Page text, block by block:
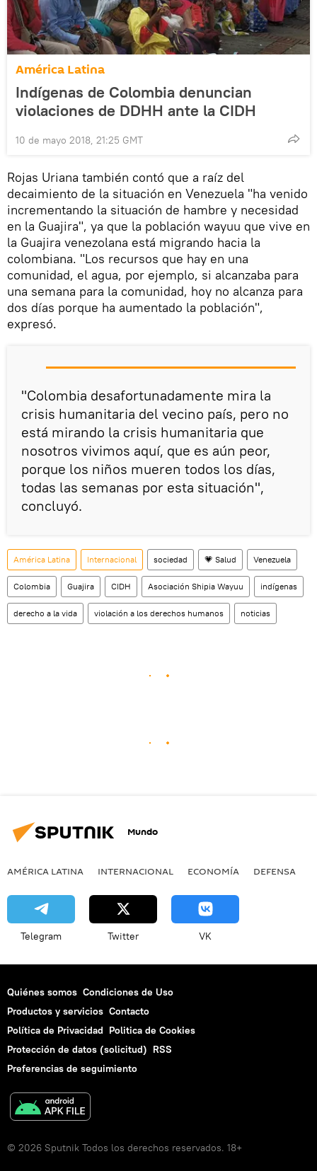
América Latina
Indígenas de Colombia denuncian
violaciones de DDHH ante la CIDH
10 de mayo 2018, 21:25 GMT
Rojas Uriana también contó que a raíz del
decaimiento de la situación en Venezuela "ha venido
incrementando la situación de hambre y necesidad
en la Guajira", ya que la población wayuu que vive en
la Guajira venezolana está migrando hacia la
colombiana. "Los recursos que hay en una
comunidad, el agua, por ejemplo, si alcanzaba para
una semana para la comunidad, hoy no alcanza para
dos días porque ha aumentado la población",
expresó.
"Colombia desafortunadamente mira la
crisis humanitaria del vecino país, pero no
está mirando la crisis humanitaria que
nosotros vivimos aquí, que es aún peor,
porque los niños mueren todos los días,
todas las semanas por esta situación",
concluyó.
América Latina Internacional sociedad 💗 Salud Venezuela
Colombia Guajira CIDH Asociación Shipia Wayuu indígenas
derecho a la vida violación a los derechos humanos noticias
Mundo
AMÉRICA LATINA INTERNACIONAL ECONOMÍA DEFENSA
Telegram Twitter VK
Quiénes somos Condiciones de Uso
Productos y servicios Contacto
Política de Privacidad Politica de Cookies
Protección de datos (solicitud) RSS
Preferencias de seguimiento
© 2026 Sputnik Todos los derechos reservados. 18+